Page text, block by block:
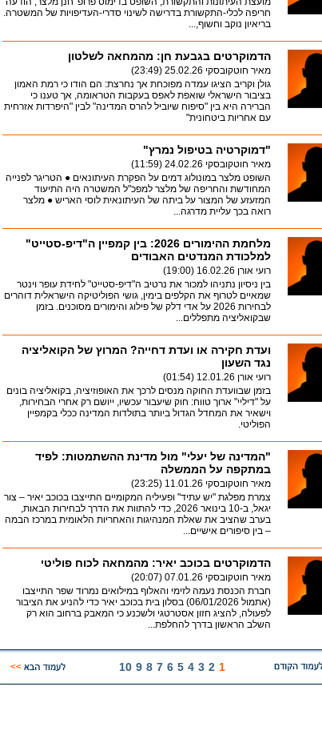
חריפה לכלי-התקשורת בדרישה לשינוי סדרי-העדיפויות של המשטרה.
בריאיון נוקב וחשוף,...
הדמוקרטים בגבעת חן: מהמחאה לשלטון
מאיר חוטקובסקי 25.02.26 (23:49)
גולן וקריב הציגו עמדה מפוכחת אך נחרצת: הם הודו כי רמת האמון
בציבור הישראלי שואפת לאפס בעקבות הטראומה, אך טענו כי
הברירה היא בין "סיפוח שיוביל להרס המדינה" לבין "היפרדות אזרחית
עם אחריות ביטחונית"
"דמוקרטיה בטיפול נמרץ"
מאיר חוטקובסקי 24.02.26 (11:59)
השופט מלצר במונולוג דמים על הפקרת העיתונאים ● הטריגר לפנייה
המחודשת והחריפה של מלצר למפכ"ל המשטרה היה התיעוד
המזעזע של המצור על ביתה של העיתונאית לוסי האריש ● מלצר
רואה בכך עליית מדרגה...
מלחמת ההימורים 2026: בין קמפיין ה"דיפ-סטייט"
למלכודת המנדטים האבודים
רועי אורן 16.02.26 (19:00)
בין ניסיון נתניהו למכור את נרטיב ה"דיפ-סטייט" לחידת עופר וינטר
שמאיים לטרוף את הקלפים בימין, גושי הפוליטיקה הישראלית דוהרים
לבחירות 2026 על אדי דלק של פילוג והימורים מסוכנים. בזמן
שבקואליציה מתפללים...
ועדת חקירה או ועדת דחייה? המרוץ של הקואליציה
נגד השעון
רועי אורן 12.01.26 (01:54)
בזמן שבוועדת החוקה מנסים לרכך את האופוזיציה, בקואליציה בונים
על "דיליי" ארוך טווח: חוק שיעבור עכשיו, ייושם רק אחרי הבחירות,
וישאיר את המחדל הגדול ביותר בתולדות המדינה ככלי בקמפיין
הפוליטי.
"המדינה של יעלי" מול מדינת ההשתמטות: לפיד
במתקפה על הממשלה
מאיר חוטקובסקי 11.01.26 (23:25)
צמרת מפלגת "יש עתיד" ופעיליה המקומיים התייצבו בכוכב יאיר – צור
יגאל, ב-10 בינואר 2026, כדי להתוות את הדרך לבחירות הבאות,
בערב שהציב את שאלת המנהיגות והאחריות הלאומית במרכז הבמה
– בין סיפורים אישיים...
הדמוקרטים בכוכב יאיר: מהמחאה לכוח פוליטי
מאיר חוטקובסקי 07.01.26 (20:07)
חברת הכנסת נעמה לזימי והאלוף במילואים נמרוד שפר התייצבו
(אתמול 06/01/2026) בסלון בית בכוכב יאיר כדי להניע את הציבור
לפעולה, להציג חזון אסטרטגי ולשכנע כי המאבק ברחוב הוא רק
השלב הראשון בדרך להחלפת...
1
2
3
4
5
6
7
8
9
10